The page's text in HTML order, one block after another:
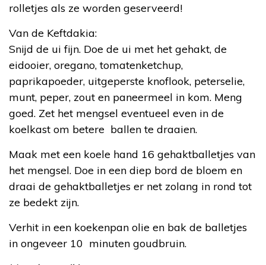
rolletjes als ze worden geserveerd!
Van de Keftdakia:
Snijd de ui fijn. Doe de ui met het gehakt, de
eidooier, oregano, tomatenketchup,
paprikapoeder, uitgeperste knoflook, peterselie,
munt, peper, zout en paneermeel in kom. Meng
goed. Zet het mengsel eventueel even in de
koelkast om betere ballen te draaien.
Maak met een koele hand 16 gehaktballetjes van
het mengsel. Doe in een diep bord de bloem en
draai de gehaktballetjes er net zolang in rond tot
ze bedekt zijn.
Verhit in een koekenpan olie en bak de balletjes
in ongeveer 10 minuten goudbruin.